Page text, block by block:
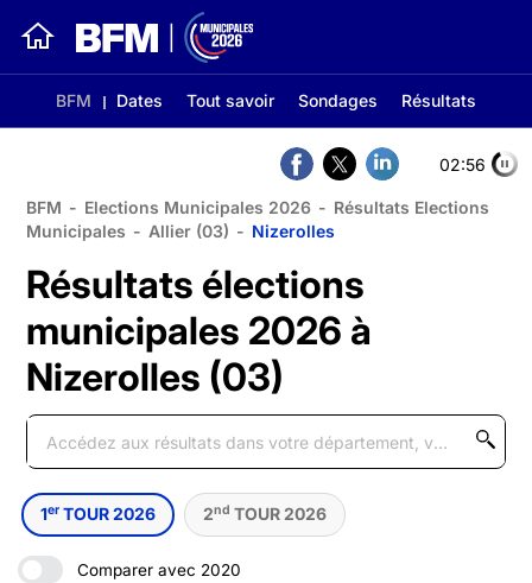
BFM Dates Tout savoir Sondages Résultats
02:56
BFM - Elections Municipales 2026 - Résultats Elections
Municipales - Allier (03) - Nizerolles
Résultats élections
municipales 2026 à
Nizerolles (03)
1er TOUR 2026 2nd TOUR 2026
Comparer avec 2020